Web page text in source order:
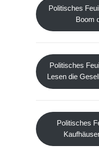
Politisches
Boom
Politisches
Lesen die
Politisches